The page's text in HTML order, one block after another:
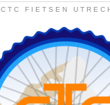
CTC FIETSEN